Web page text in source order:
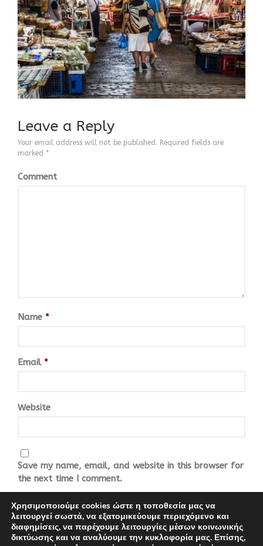
ΠΟΛΙΤΙΚΟ ΠΡΟΦΙΛ
ΒΙΟΓΡΑΦΙΚΟ
CONTACT
Leave a Reply
Your email address will not be published. Required fields are
marked *
Comment
Name *
Email *
Website
Save my name, email, and website in this browser for
the next time I comment.
Χρησιμοποιούμε cookies ώστε η τοποθεσία μας να
λειτουργεί σωστά, να εξατομικεύουμε περιεχόμενο και
διαφημίσεις, να παρέχουμε λειτουργίες μέσων κοινωνικής
δικτύωσης και να αναλύουμε την κυκλοφορία μας. Επίσης,